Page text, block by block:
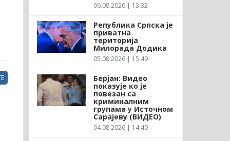
06.08.2026 | 13:32
Република Српска је
приватна
територија
Милорада Додика
05.08.2026 | 15:49
Берјан: Видео
показује ко је
повезан са
криминалним
групама у Источном
Сарајеву (ВИДЕО)
04.08.2026 | 14:40